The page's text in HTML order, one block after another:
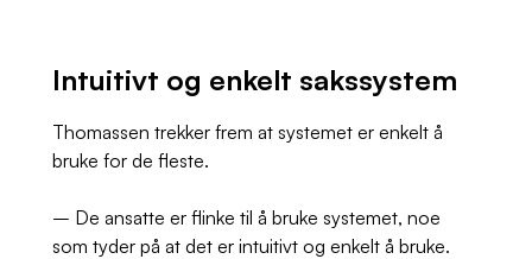
Intuitivt og enkelt sakssystem
Thomassen trekker frem at systemet er enkelt å
bruke for de fleste.
– De ansatte er flinke til å bruke systemet, noe
som tyder på at det er intuitivt og enkelt å bruke.